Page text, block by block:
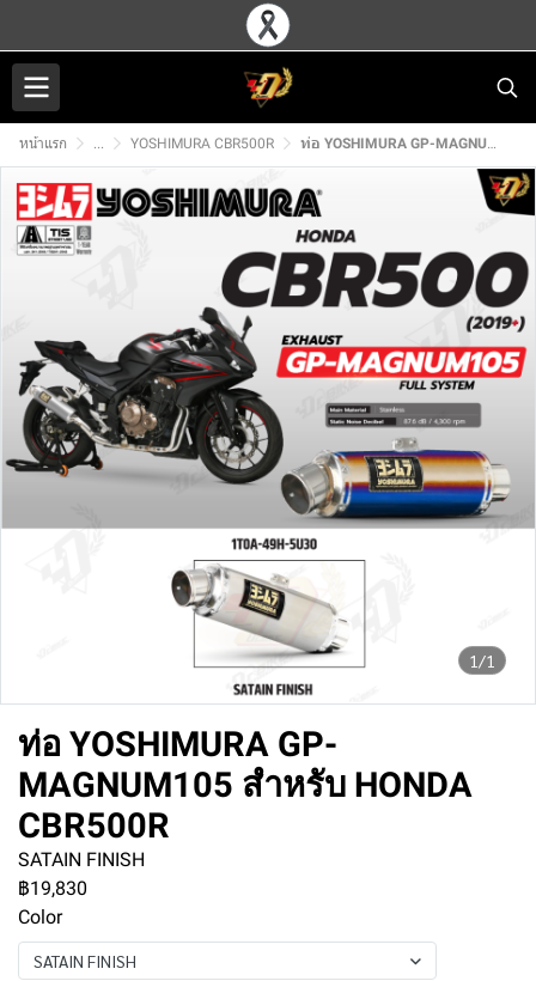
หน้าแรก ... YOSHIMURA CBR500R ท่อ YOSHIMURA GP-MAGNUM105 สำหรับ HONDA CBR500R
1/1
ท่อ YOSHIMURA GP-
MAGNUM105 สำหรับ HONDA
CBR500R
SATAIN FINISH
฿19,830
Color
SATAIN FINISH